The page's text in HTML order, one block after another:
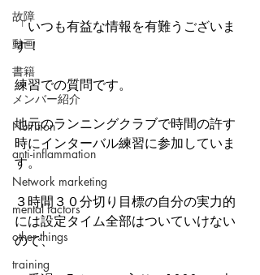
故障
動画
書籍
メンバー紹介
Nutrition
anti-inflammation
Network marketing
mental factors
other things
training
「いつも有益な情報を有難うございま
す！
練習での質問です。
地元のランニングクラブで時間の許す
時にインターバル練習に参加していま
す。
３時間３０分切り目標の自分の実力的
には設定タイム全部はついていけない
ので、